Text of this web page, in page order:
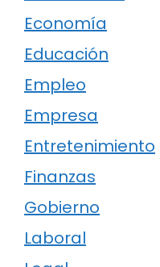
Economía
Educación
Empleo
Empresa
Entretenimiento
Finanzas
Gobierno
Laboral